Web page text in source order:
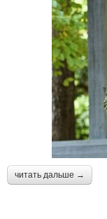
читать дальше →